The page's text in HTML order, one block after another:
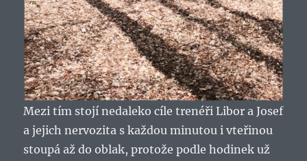
Mezi tím stojí nedaleko cíle trenéři Libor a Josef
a jejich nervozita s každou minutou i vteřinou
stoupá až do oblak, protože podle hodinek už